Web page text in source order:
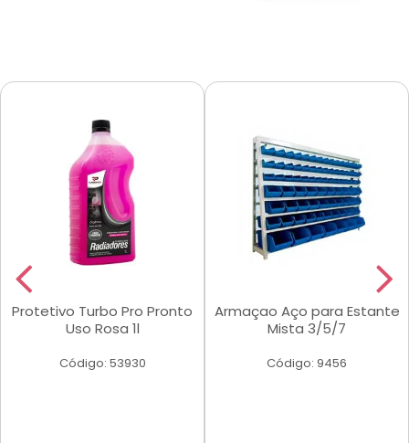
Protetivo Turbo Pro Pronto
Uso Rosa 1l
Código: 53930
Armaçao Aço para Estante
Mista 3/5/7
Código: 9456